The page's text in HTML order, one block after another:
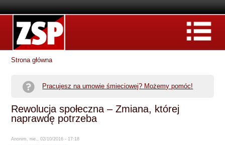
Strona główna
Pracujesz na umowie śmieciowej? Możemy pomóc!
Rewolucja społeczna – Zmiana, której
naprawdę potrzeba
Anonim, nie., 02/10/2016 - 17:18